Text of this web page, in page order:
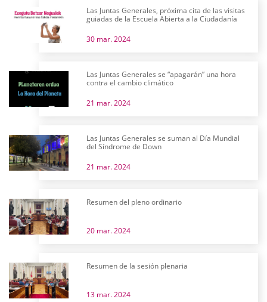
Las Juntas Generales, próxima cita de las visitas
guiadas de la Escuela Abierta a la Ciudadanía
30 mar. 2024
Las Juntas Generales se “apagarán” una hora
contra el cambio climático
21 mar. 2024
Las Juntas Generales se suman al Día Mundial
del Síndrome de Down
21 mar. 2024
Resumen del pleno ordinario
20 mar. 2024
Resumen de la sesión plenaria
13 mar. 2024